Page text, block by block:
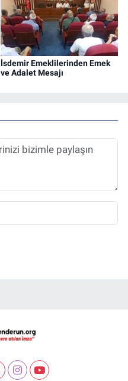
İsdemir Emeklilerinden Emek
ve Adalet Mesajı